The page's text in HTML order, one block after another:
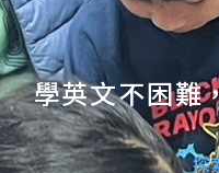
學英文不困難
探